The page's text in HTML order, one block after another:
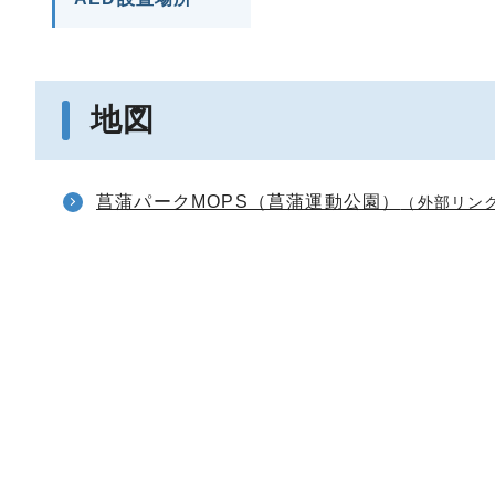
地図
菖蒲パークMOPS（菖蒲運動公園） （外部リン